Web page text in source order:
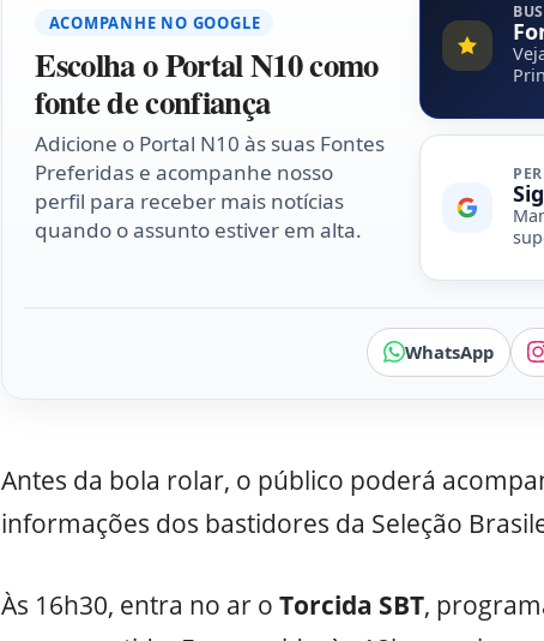
ACOMPANHE NO GOOGLE
Escolha o Portal N10 como
fonte de confiança
Adicione o Portal N10 às suas Fontes
Preferidas e acompanhe nosso
perfil para receber mais notícias
quando o assunto estiver em alta.
WhatsApp
Antes da bola rolar, o público poderá
informações dos bastidores da Seleção
Às 16h30, entra no ar o Torcida SBT,